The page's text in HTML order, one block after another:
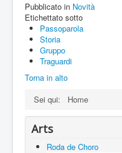
Pubblicato in Novità
Etichettato sotto
Passoparola
Storia
Gruppo
Traguardi
Torna in alto
Sei qui:
Home
Arts
Roda de Choro